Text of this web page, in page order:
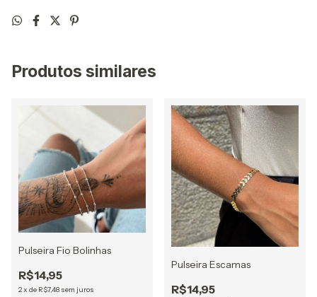
Produtos similares
Pulseira Fio Bolinhas
R$14,95
2x de R$7,48 sem juros
Pulseira Escamas
R$14,95